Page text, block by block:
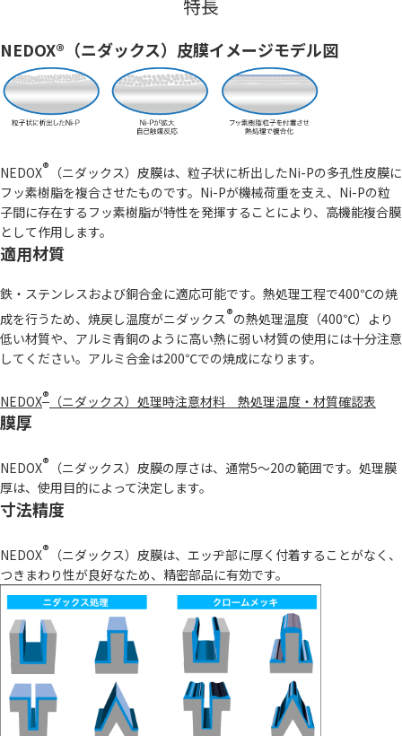
特長
NEDOX®（ニダックス）皮膜イメージモデル図
NEDOX® （ニダックス）皮膜は、粒子状に析出したNi-Pの多孔性皮膜に
フッ素樹脂を複合させたものです。Ni-Pが機械荷重を支え、Ni-Pの粒
子間に存在するフッ素樹脂が特性を発揮することにより、高機能複合膜
として作用します。
適用材質
鉄・ステンレスおよび銅合金に適応可能です。熱処理工程で400℃の焼
成を行うため、焼戻し温度がニダックス®の熱処理温度（400℃）より
低い材質や、アルミ青銅のように高い熱に弱い材質の使用には十分注意
してください。アルミ合金は200℃での焼成になります。
NEDOX® （ニダックス）処理時注意材料 熱処理温度・材質確認表
膜厚
NEDOX® （ニダックス）皮膜の厚さは、通常5～20の範囲です。処理膜
厚は、使用目的によって決定します。
寸法精度
NEDOX® （ニダックス）皮膜は、エッヂ部に厚く付着することがなく、
つきまわり性が良好なため、精密部品に有効です。